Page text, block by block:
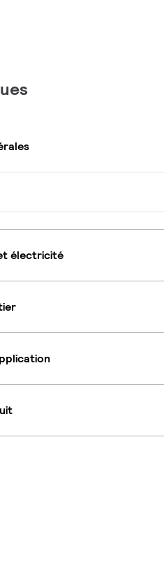
électricité